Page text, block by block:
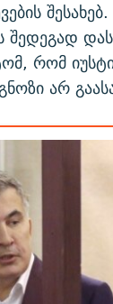
შედეგად
რომ
არ